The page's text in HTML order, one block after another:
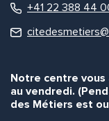
+41 22 388 44
Notre centre vous
au vendredi.
des Métiers est